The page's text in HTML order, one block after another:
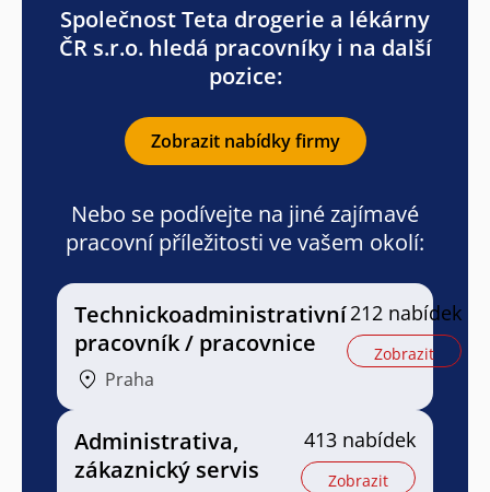
Společnost Teta drogerie a lékárny
ČR s.r.o. hledá pracovníky i na další
pozice:
Zobrazit nabídky firmy
Nebo se podívejte na jiné zajímavé
pracovní příležitosti ve vašem okolí:
Technickoadministrativní
pracovník / pracovnice
Praha
212 nabídek
Zobrazit
Administrativa,
zákaznický servis
413 nabídek
Zobrazit